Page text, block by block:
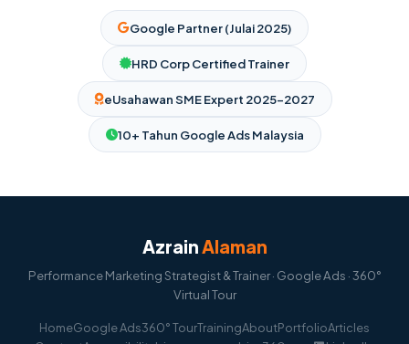
Google Partner (Julai 2025)
HRD Corp Certified Trainer
eUsahawan SME Expert 2025–2027
10+ Tahun Google Ads Malaysia
AzrainAlaman
Performance Marketing Strategist & Trainer · Google Ads · 360°
Virtual Tour
HomeGoogle Ads360° TourTrainingAboutPortfolioArticles